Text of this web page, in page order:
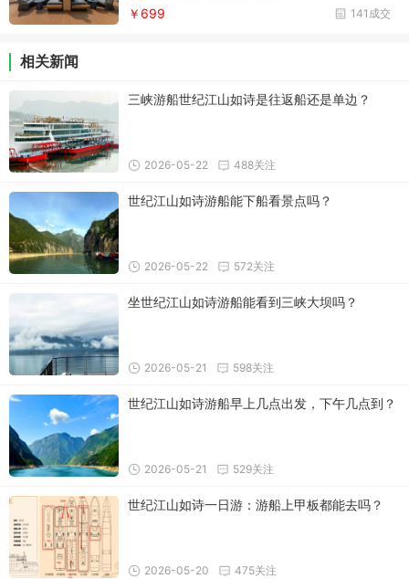
141成交
￥699
相关新闻
三峡游船世纪江山如诗是往返船还是单边？
488关注
2026-05-22
世纪江山如诗游船能下船看景点吗？
572关注
2026-05-22
坐世纪江山如诗游船能看到三峡大坝吗？
598关注
2026-05-21
世纪江山如诗游船早上几点出发，下午几点到？
529关注
2026-05-21
世纪江山如诗一日游：游船上甲板都能去吗？
475关注
2026-05-20